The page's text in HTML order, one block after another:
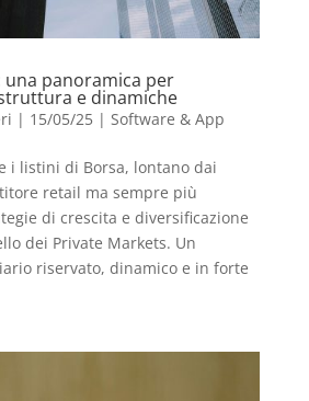
una panoramica per
e dinamiche
| 15/05/25| Software & App
i listini di Borsa, lontano dai
retail ma sempre più
di crescita e diversificazione
dei Private Markets. Un
riservato, dinamico e in forte